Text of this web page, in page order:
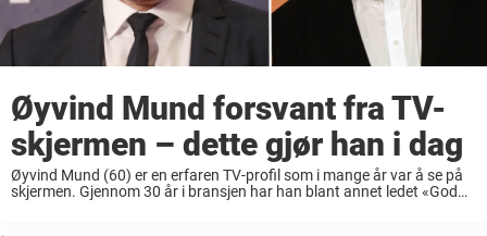
Øyvind Mund forsvant fra TV-
skjermen – dette gjør han i dag
Øyvind Mund (60) er en erfaren TV-profil som i mange år var å se på
skjermen. Gjennom 30 år i bransjen har han blant annet ledet «God